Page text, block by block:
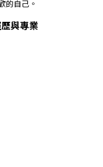
的自己。
與專業